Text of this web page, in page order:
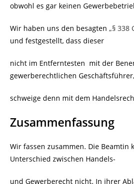
obwohl es gar keinen
Wir haben uns den besagten „§ 338
und festgestellt, dass dieser
nicht im Entferntesten mit der
gewerberechtlichen
schweige denn mit dem
Zusammenfassung
Wir fassen zusammen. Die Beamtin
Unterschied zwischen Handels-
und Gewerberecht nicht. In ihrer